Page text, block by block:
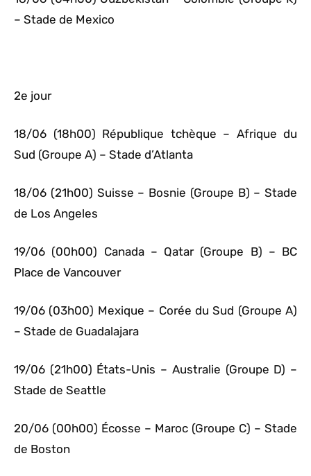
– Stade de Mexico
2e jour
18/06 (18h00) République tchèque – Afrique du
Sud (Groupe A) – Stade d’Atlanta
18/06 (21h00) Suisse – Bosnie (Groupe B) – Stade
de Los Angeles
19/06 (00h00) Canada – Qatar (Groupe B) – BC
Place de Vancouver
19/06 (03h00) Mexique – Corée du Sud (Groupe A)
– Stade de Guadalajara
19/06 (21h00) États-Unis – Australie (Groupe D) –
Stade de Seattle
20/06 (00h00) Écosse – Maroc (Groupe C) – Stade
de Boston